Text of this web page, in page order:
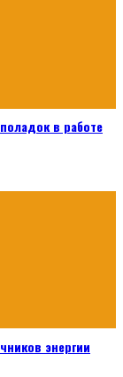
в работе
энергии